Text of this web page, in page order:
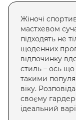
Жіночі
мастхевом
підходять не
щоденних
відпочинку
стиль – ось
такими
віку.
своєму
ідеальний